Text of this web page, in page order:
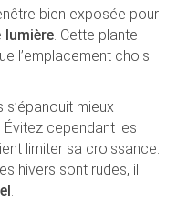
bien exposée pour
lumière. Cette plante
l’emplacement choisi
mieux
Évitez cependant les
limiter sa croissance.
hivers sont rudes, il
.